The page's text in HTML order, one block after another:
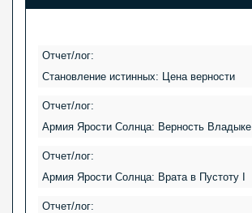
Отчет/лог:
Становление истинных: Цена верности
Отчет/лог:
Армия Ярости Солнца: Верность Владыке
Отчет/лог:
Армия Ярости Солнца: Врата в Пустоту I
Отчет/лог: